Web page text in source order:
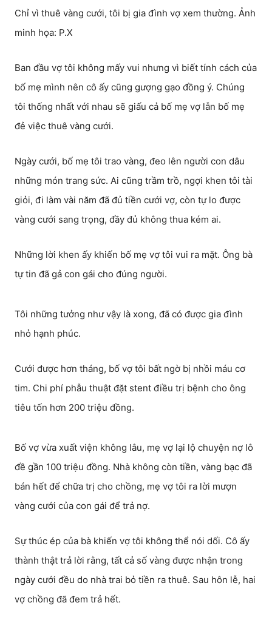
Chỉ vì thuê vàng cưới, tôi bị gia đình vợ xem thường. Ảnh
minh họa: P.X
Ban đầu vợ tôi không mấy vui nhưng vì biết tính cách của
bố mẹ mình nên cô ấy cũng gượng gạo đồng ý. Chúng
tôi thống nhất với nhau sẽ giấu cả bố mẹ vợ lẫn bố mẹ
đẻ việc thuê vàng cưới.
Ngày cưới, bố mẹ tôi trao vàng, đeo lên người con dâu
những món trang sức. Ai cũng trầm trồ, ngợi khen tôi tài
giỏi, đi làm vài năm đã đủ tiền cưới vợ, còn tự lo được
vàng cưới sang trọng, đầy đủ không thua kém ai.
Những lời khen ấy khiến bố mẹ vợ tôi vui ra mặt. Ông bà
tự tin đã gả con gái cho đúng người.
Tôi những tưởng như vậy là xong, đã có được gia đình
nhỏ hạnh phúc.
Cưới được hơn tháng, bố vợ tôi bất ngờ bị nhồi máu cơ
tim. Chi phí phẫu thuật đặt stent điều trị bệnh cho ông
tiêu tốn hơn 200 triệu đồng.
Bố vợ vừa xuất viện không lâu, mẹ vợ lại lộ chuyện nợ lô
đề gần 100 triệu đồng. Nhà không còn tiền, vàng bạc đã
bán hết để chữa trị cho chồng, mẹ vợ tôi ra lời mượn
vàng cưới của con gái để trả nợ.
Sự thúc ép của bà khiến vợ tôi không thể nói dối. Cô ấy
thành thật trả lời rằng, tất cả số vàng được nhận trong
ngày cưới đều do nhà trai bỏ tiền ra thuê. Sau hôn lễ, hai
vợ chồng đã đem trả hết.